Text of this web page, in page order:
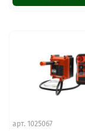
арт. 1025067